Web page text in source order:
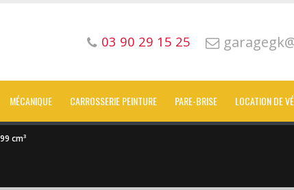
03 90 29 15 25
MÉCANIQUE CARROSSERIE PEINTURE PARE-BRISE LOCATION DE
cm³